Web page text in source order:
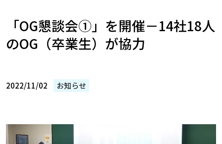
「OG懇談会①」を開催－14社18人
のOG（卒業生）が協力
2022/11/02 お知らせ